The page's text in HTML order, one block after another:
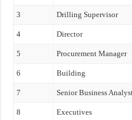
3 Drilling Supervisor
4 Director
5 Procurement Manager
6 Building
7 Senior Business
8 Executives